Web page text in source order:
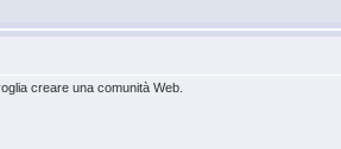
creare una comunità Web.